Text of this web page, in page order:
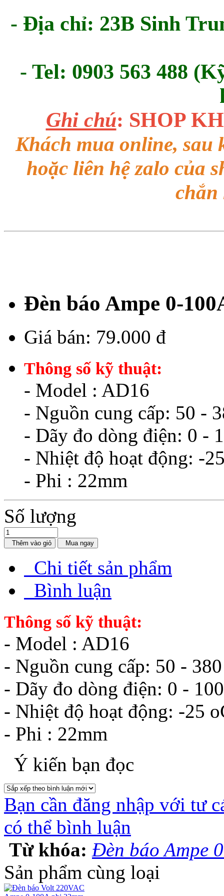
- Địa chỉ: 23B Sinh
- Tel: 0903 563 488
Ghi chú: SHOP
Khách mua online,
hoặc liên hệ zalo của
chắn
Đèn báo Ampe 0-
Giá bán: 79.000 đ
Thông số kỹ thuật:
- Model : AD16
- Nguồn cung cấp: 50 -
- Dãy đo dòng điện: 0 -
- Nhiệt độ hoạt động: -
- Phi : 22mm
Số lượng
Thêm vào giỏ Mua ngay
Chi tiết sản phẩm
Bình luận
Thông số kỹ thuật:
- Model : AD16
- Nguồn cung cấp: 50 -
- Dãy đo dòng điện: 0 -
- Nhiệt độ hoạt động: -25
- Phi : 22mm
Ý kiến bạn đọc
Bạn cần đăng nhập với tư
có thể bình luận
Từ khóa: Đèn báo Ampe
Sản phẩm cùng loại